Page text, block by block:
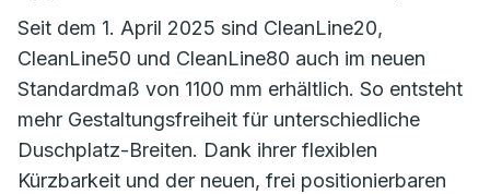
Seit dem 1. April 2025 sind CleanLine20,
CleanLine50 und CleanLine80 auch im neuen
Standardmaß von 1100 mm erhältlich. So entsteht
mehr Gestaltungsfreiheit für unterschiedliche
Duschplatz-Breiten. Dank ihrer flexiblen
Kürzbarkeit und der neuen, frei positionierbaren